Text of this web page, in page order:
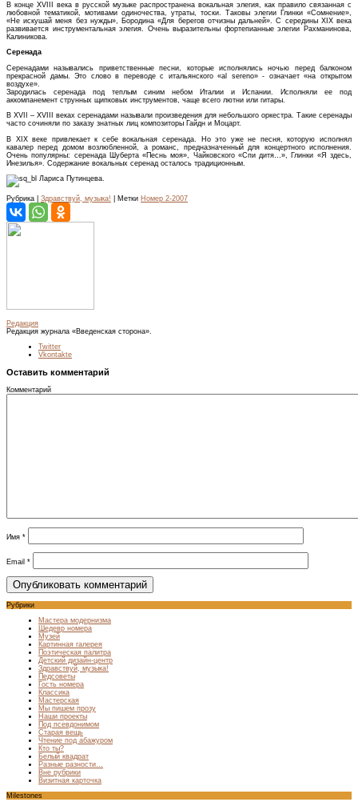
В конце XVIII века в русской музыке распространена вокальная элегия, как правило связанная с
любовной тематикой, мотивами одиночества, утраты, тоски. Таковы элегии Глинки «Сомнение»,
«Не искушай меня без нужды», Бородина «Для берегов отчизны дальней». С середины XIX века
развивается инструментальная элегия. Очень выразительны фортепианные элегии Рахманинова,
Калиникова.
Серенада
Серенадами назывались приветственные песни, которые исполнялись ночью перед балконом
прекрасной дамы. Это слово в переводе с итальянского «al sereno» - означает «на открытом
воздухе».
Зародилась серенада под теплым синим небом Италии и Испании. Исполняли ее под
аккомпанемент струнных щипковых инструментов, чаще всего лютни или гитары.
В XVII – XVIII веках серенадами называли произведения для небольшого оркестра. Такие серенады
часто сочиняли по заказу знатных лиц композиторы Гайдн и Моцарт.
В XIX веке привлекает к себе вокальная серенада. Но это уже не песня, которую исполнял
кавалер перед домом возлюбленной, а романс, предназначенный для концертного исполнения.
Очень популярны: серенада Шуберта «Песнь моя», Чайковского «Спи дитя…», Глинки «Я здесь,
Инезилья». Содержание вокальных серенад осталось традиционным.
Лариса Путинцева.
Рубрика | Здравствуй, музыка! | Метки Номер 2-2007
Редакция
Редакция журнала «Введенская сторона».
Twitter
Vkontakte
Оставить комментарий
Комментарий
Имя *
Email *
Рубрики
Мастера модернизма
Шедевр номера
Музей
Картинная галерея
Поэтическая палитра
Детский дизайн-центр
Здравствуй, музыка!
Педсоветы
Гость номера
Классика
Мастерская
Мы пишем прозу
Наши проекты
Под псевдонимом
Старая вещь
Чтение под абажуром
Кто ты?
Белый квадрат
Разные разности…
Вне рубрики
Визитная карточка
Milestones